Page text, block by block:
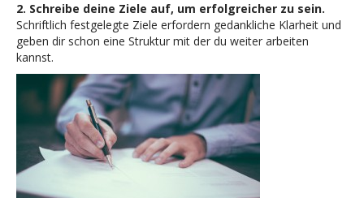
2. Schreibe deine Ziele auf, um erfolgreicher zu sein.
Schriftlich festgelegte Ziele erfordern gedankliche Klarheit und
geben dir schon eine Struktur mit der du weiter arbeiten
kannst.